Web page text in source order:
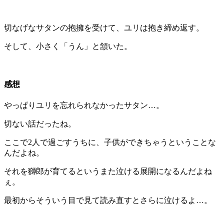
切なげなサタンの抱擁を受けて、ユリは抱き締め返す。
そして、小さく「うん」と頷いた。
感想
やっぱりユリを忘れられなかったサタン…。
切ない話だったね。
ここで2人で過ごすうちに、子供ができちゃうということな
んだよね。
それを獅郎が育てるというまた泣ける展開になるんだよね
ぇ。
最初からそういう目で見て読み直すとさらに泣けるよ…。